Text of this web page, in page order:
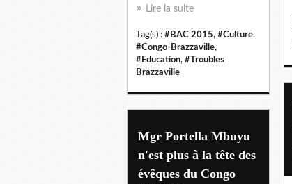
Lire la suite
Tag(s) : #BAC 2015, #Culture,
#Congo-Brazzaville,
#Education, #Troubles
Brazzaville
Mgr Portella Mbuyu
n'est plus à la tête des
évêques du Congo